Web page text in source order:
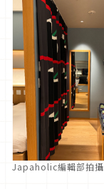
Japaholic編輯部拍攝